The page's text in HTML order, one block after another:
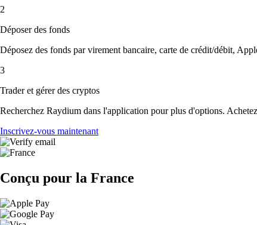
2
Déposer des fonds
Déposez des fonds par virement bancaire, carte de crédit/débit,
3
Trader et gérer des cryptos
Recherchez Raydium dans l'application pour plus d'options.
Inscrivez-vous maintenant
Conçu pour la France